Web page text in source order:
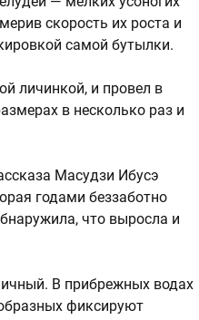
скорость их роста и
самой бутылки.
личинкой, и провел в
в несколько раз и
Масудзи Ибусэ
годами беззаботно
что выросла и
В прибрежных водах
фиксируют